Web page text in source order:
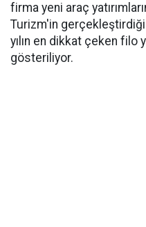
firma yeni araç
Turizm'in
yılın en dikkat çeken filo
gösteriliyor.